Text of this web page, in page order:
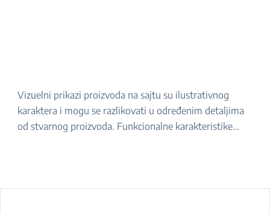
Vizuelni prikazi proizvoda na sajtu su ilustrativnog
karaktera i mogu se razlikovati u određenim detaljima
od stvarnog proizvoda. Funkcionalne karakteristike